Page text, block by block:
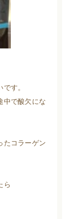
す。
中で酸欠にな
たコラーゲン
ら